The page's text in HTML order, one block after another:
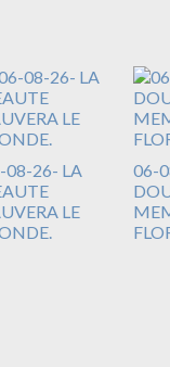
08-26- LA
LE
06-